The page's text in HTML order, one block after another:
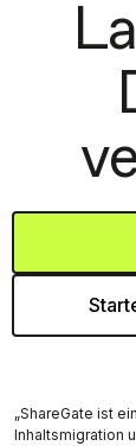
„ShareGate ist
Inhaltsmigration